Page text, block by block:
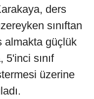
ders
sınıftan
almakta güçlük
sınıf
üzerine